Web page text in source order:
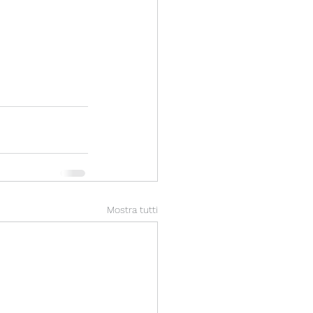
Mostra tutti